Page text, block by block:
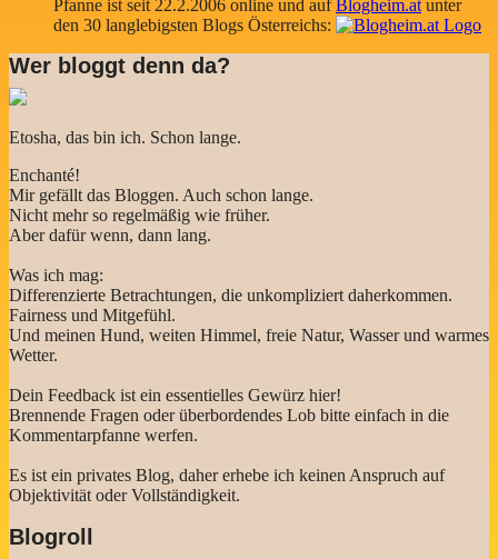
Pfanne ist seit 22.2.2006 online und aufBlogheim.at unter
den 30 langlebigsten Blogs Österreichs:
Wer bloggt denn da?
Etosha, das bin ich. Schon lange.
Enchanté!
Mir gefällt das Bloggen. Auch schon lange.
Nicht mehr so regelmäßig wie früher.
Aber dafür wenn, dann lang.
Was ich mag:
Differenzierte Betrachtungen, die unkompliziert daherkommen.
Fairness und Mitgefühl.
Und meinen Hund, weiten Himmel, freie Natur, Wasser und warmes
Wetter.
Dein Feedback ist ein essentielles Gewürz hier!
Brennende Fragen oder überbordendes Lob bitte einfach in die
Kommentarpfanne werfen.
Es ist ein privates Blog, daher erhebe ich keinen Anspruch auf
Objektivität oder Vollständigkeit.
Blogroll